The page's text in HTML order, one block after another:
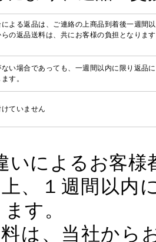
による返品は、ご連絡の上商品到着後一週間
の返品送料は、共にお客様の負担となりま
い場合であっても、一週間以内に限り返品
す。
ていません
いによるお客
上、１週間以
す。
料は、当社か